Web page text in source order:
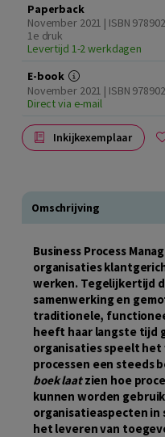
Paperback
November 2021 | ISBN
1e druk
Levertijd 1-2 werkdagen
E-book
November 2021 | ISBN
Direct via e-mail
Inkijkexemplaar
Omschrijving
Business Process
organisaties
werken. Tegelijkertijd
samenwerking en
traditionele,
heeft haar langste tijd
organisaties speelt het
processen een steeds
boek laatzien hoe
kunnen worden
organisatieaspecten in
het leveren van